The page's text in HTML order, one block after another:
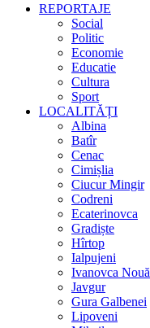
REPORTAJE
Social
Politic
Economie
Educatie
Cultura
Sport
LOCALITĂȚI
Albina
Batîr
Cenac
Cimișlia
Ciucur Mingir
Codreni
Ecaterinovca
Gradiște
Hîrtop
Ialpujeni
Ivanovca Nouă
Javgur
Gura Galbenei
Lipoveni